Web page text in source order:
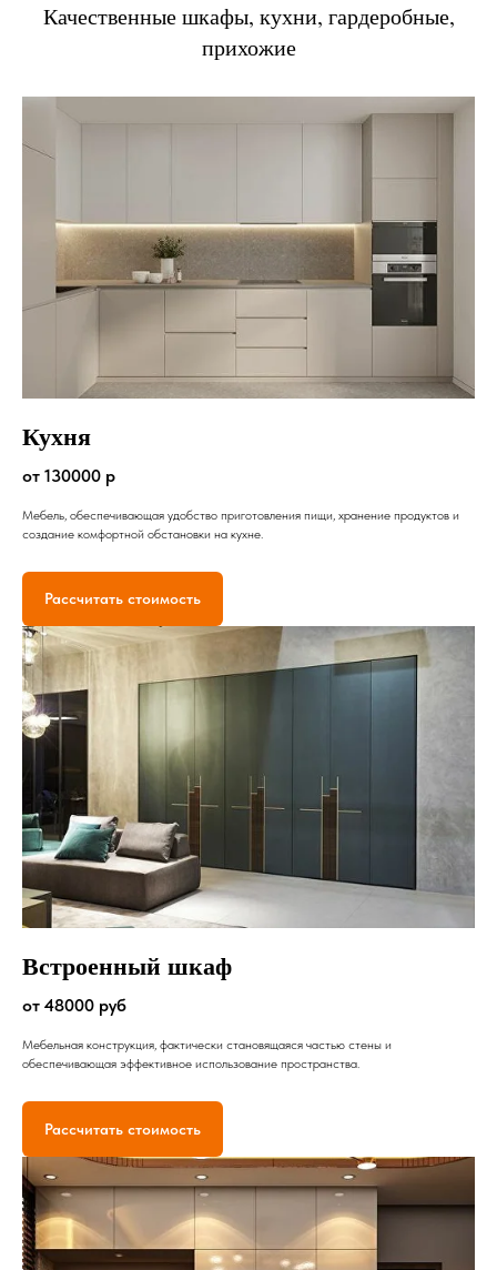
Качественные шкафы, кухни, гардеробные,
прихожие
Кухня
от 130000 р
Мебель, обеспечивающая удобство приготовления пищи, хранение продуктов и
создание комфортной обстановки на кухне.
Рассчитать стоимость
Встроенный шкаф
от 48000 руб
Мебельная конструкция, фактически становящаяся частью стены и
обеспечивающая эффективное использование пространства.
Рассчитать стоимость